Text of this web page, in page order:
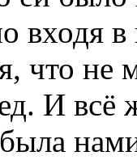
входя
что не
И всё